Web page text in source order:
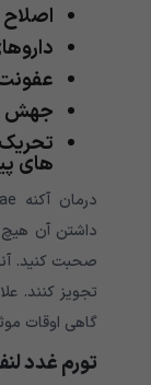
اصلاح
جهش
های
داشتن آن
صحبت کنید.
تجویز کنند.
گاهی اوقات
تورم غدد